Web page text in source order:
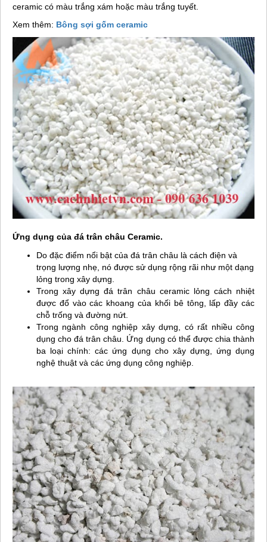
ceramic có màu trắng xám hoặc màu trắng tuyết.
Xem thêm: Bông sợi gốm ceramic
Ứng dụng của đá trân châu Ceramic.
Do đặc điểm nổi bật của đá trân châu là cách điện và
trọng lượng nhẹ, nó được sử dụng rộng rãi như một dạng
lỏng trong xây dựng.
Trong xây dựng đá trân châu ceramic lỏng cách nhiệt
được đổ vào các khoang của khối bê tông, lấp đầy các
chỗ trống và đường nứt.
Trong ngành công nghiệp xây dựng, có rất nhiều công
dụng cho đá trân châu. Ứng dụng có thể được chia thành
ba loại chính: các ứng dụng cho xây dựng, ứng dụng
nghệ thuật và các ứng dụng công nghiệp.